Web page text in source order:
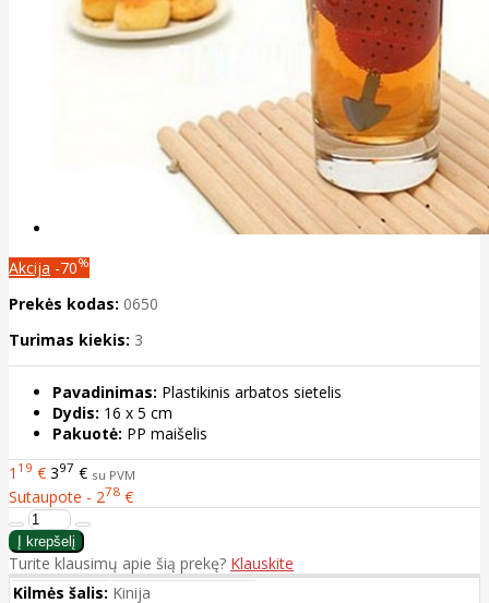
Akcija -70%
Prekės kodas: 0650
Turimas kiekis: 3
Pavadinimas: Plastikinis arbatos sietelis
Dydis: 16 x 5 cm
Pakuotė: PP maišelis
1 19 € 397 € su PVM
Sutaupote - 278 €
Turite klausimų apie šią prekę? Klauskite
Kilmės šalis: Kinija